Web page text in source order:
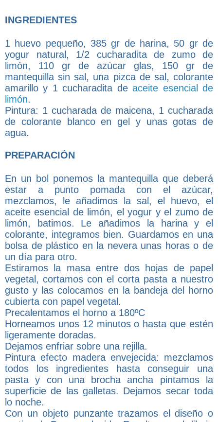
INGREDIENTES
1 huevo pequeño, 385 gr de harina, 50 gr de
yogur natural, 1/2 cucharadita de zumo de
limón, 110 gr de azúcar glas, 150 gr de
mantequilla sin sal, una pizca de sal, colorante
amarillo y 1 cucharadita deaceite esencial de
limón.
Pintura: 1 cucharada de maicena, 1 cucharada
de colorante blanco en gel y unas gotas de
agua.
PREPARACIÓN
En un bol ponemos la mantequilla que deberá
estar a punto pomada con el azúcar,
mezclamos, le añadimos la sal, el huevo, el
aceite esencial de limón, el yogur y el zumo de
limón, batimos. Le añadimos la harina y el
colorante, integramos bien. Guardamos en una
bolsa de plástico en la nevera unas horas o de
un día para otro.
Estiramos la masa entre dos hojas de papel
vegetal, cortamos con el corta pasta a nuestro
gusto y las colocamos en la bandeja del horno
cubierta con papel vegetal.
Precalentamos el horno a 180ºC
Horneamos unos 12 minutos o hasta que estén
ligeramente doradas.
Dejamos enfriar sobre una rejilla.
Pintura efecto madera envejecida: mezclamos
todos los ingredientes hasta conseguir una
pasta y con una brocha ancha pintamos la
superficie de las galletas. Dejamos secar toda
lo noche.
Con un objeto punzante trazamos el diseño o